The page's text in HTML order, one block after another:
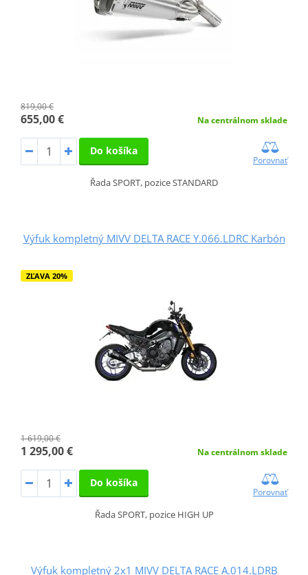
819,00 €
655,00 € Na centrálnom sklade
Do košíka
Porovnať
Řada SPORT, pozice STANDARD
Výfuk kompletný MIVV DELTA RACE Y.066.LDRC Karbón
ZĽAVA 20%
1 619,00 €
1 295,00 € Na centrálnom sklade
Do košíka
Porovnať
Řada SPORT, pozice HIGH UP
Výfuk kompletný 2x1 MIVV DELTA RACE A.014.LDRB